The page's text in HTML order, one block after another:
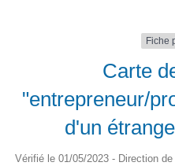
Fiche
Carte
"entrepreneur/
d'un
Vérifié le 01/05/2023 - Direction